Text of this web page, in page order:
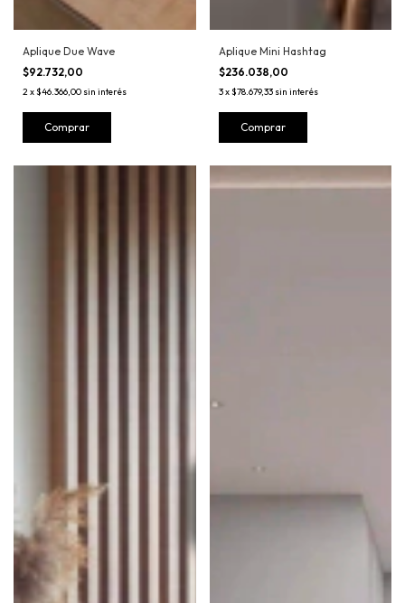
Aplique Due Wave
$92.732,00
2x$46.366,00 sin interés
Comprar
Aplique Mini Hashtag
$236.038,00
3x$78.679,33 sin interés
Comprar